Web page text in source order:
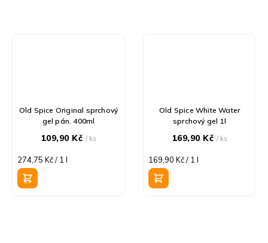
Old Spice Original sprchový
gel pán. 400ml
109,90 Kč / ks
Měrná
cena:
274,75 Kč / 1 l
Old Spice White Water
sprchový gel 1l
169,90 Kč / ks
Měrná
cena:
169,90 Kč / 1 l